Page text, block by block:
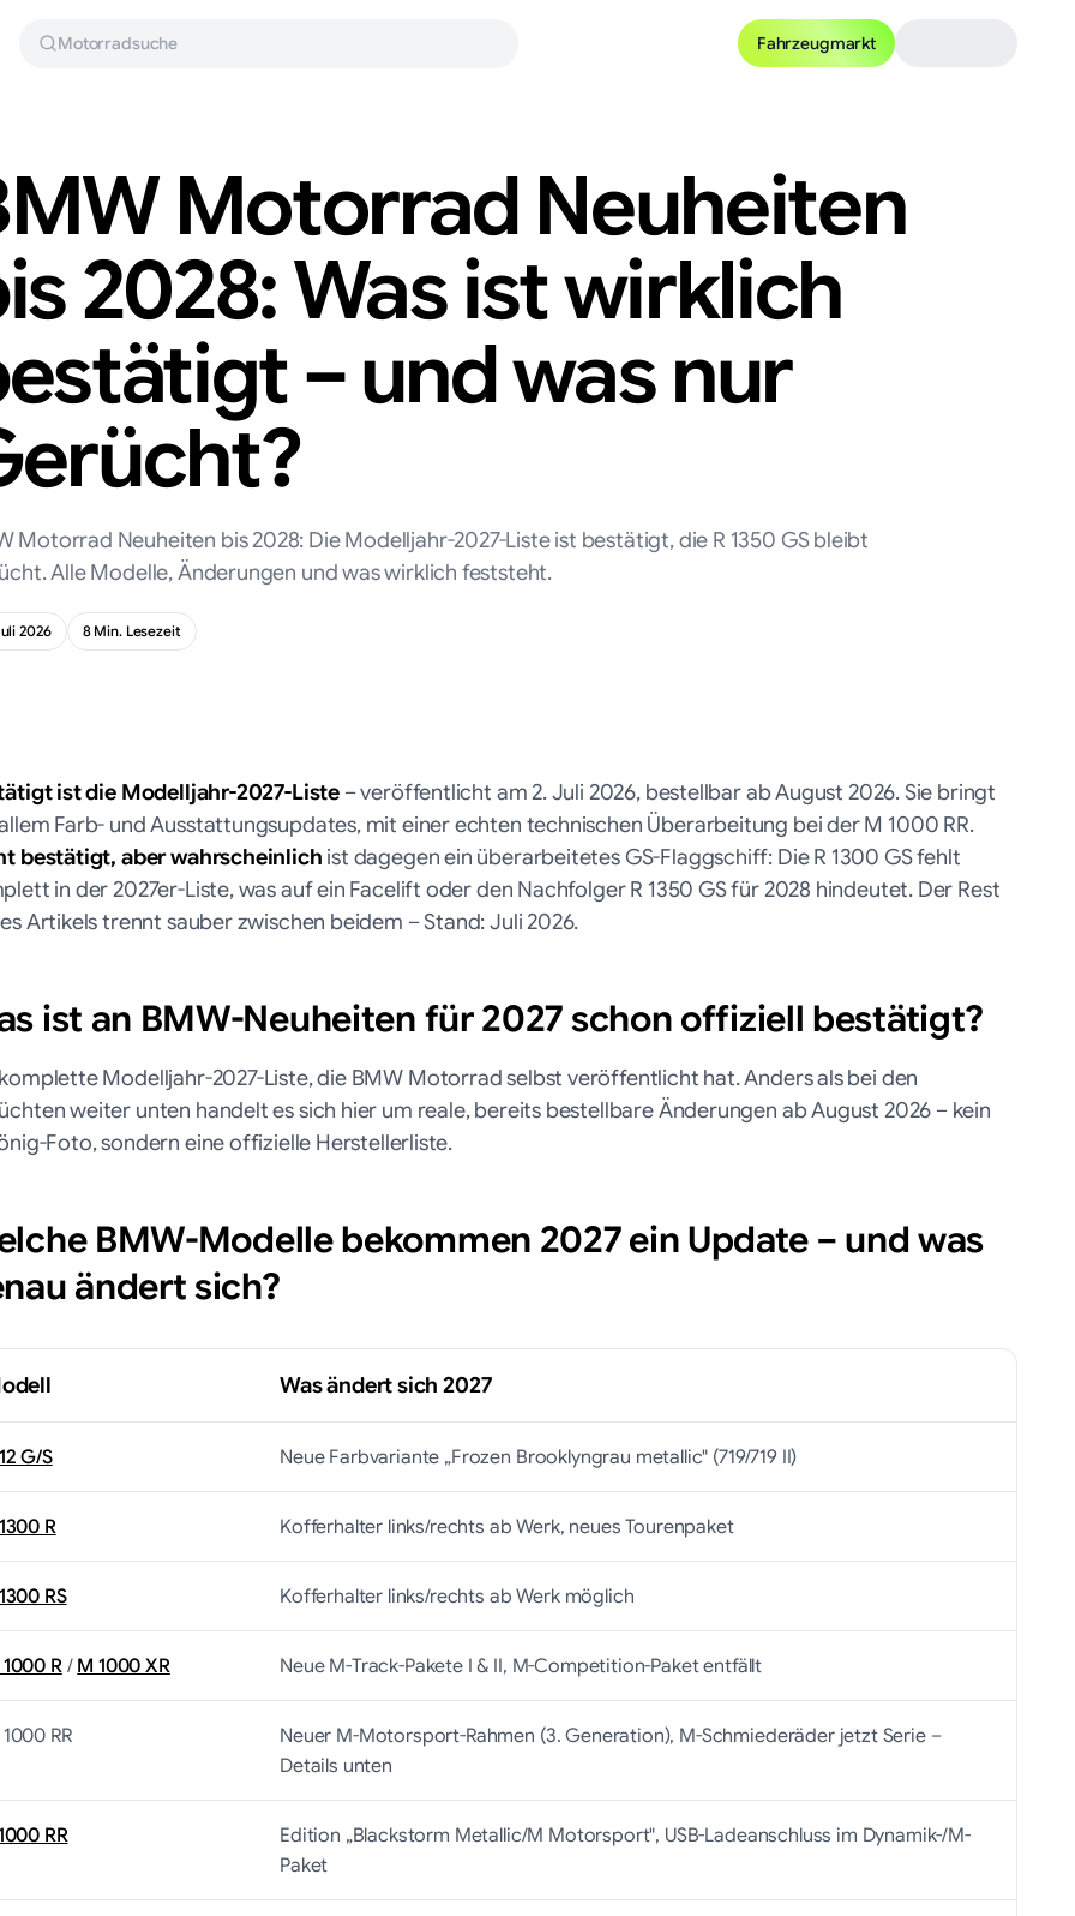
Motorradsuche Fahrzeugmarkt
Motorrad Neuheiten
2028: Was ist wirklich
– und was nur
Motorrad Neuheiten bis 2028: Die Modelljahr-2027-Liste ist bestätigt, die R 1350 GS bleibt
Alle Modelle, Änderungen und was wirklich feststeht.
2026 8Min. Lesezeit
ist die Modelljahr-2027-Liste– veröffentlicht am 2. Juli 2026, bestellbar ab August 2026. Sie bringt
Farb- und Ausstattungsupdates, mit einer echten technischen Überarbeitung bei der M 1000 RR.
bestätigt, aber wahrscheinlichist dagegen ein überarbeitetes GS-Flaggschiff: Die R 1300 GS fehlt
in der 2027er-Liste, was auf ein Facelift oder den Nachfolger R 1350 GS für 2028 hindeutet. Der Rest
Artikels trennt sauber zwischen beidem – Stand: Juli 2026.
ist an BMW-Neuheiten für 2027 schon offiziell bestätigt?
Modelljahr-2027-Liste, die BMW Motorrad selbst veröffentlicht hat. Anders als bei den
weiter unten handelt es sich hier um reale, bereits bestellbare Änderungen ab August 2026 – kein
Foto, sondern eine offizielle Herstellerliste.
BMW-Modelle bekommen 2027 ein Update – und was
ändert sich?
Was ändert sich 2027
G/S Neue Farbvariante „Frozen Brooklyngrau metallic" (719/719 II)
R Kofferhalter links/rechts ab Werk, neues Tourenpaket
RS Kofferhalter links/rechts ab Werk möglich
R/M 1000 XR Neue M-Track-Pakete I & II, M-Competition-Paket entfällt
RR
Neuer M-Motorsport-Rahmen (3. Generation), M-Schmiederäder jetzt Serie –
Details unten
RR
Edition „Blackstorm Metallic/M Motorsport", USB-Ladeanschluss im Dynamik-/M-
Paket